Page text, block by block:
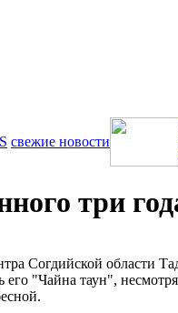
свежие новости
три
Согдийской области
"Чайна таун",